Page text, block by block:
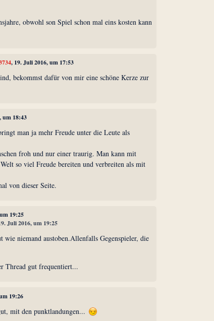
obwohl son Spiel schon mal eins kosten kann
, 19. Juli 2016, um 17:53
bekommst dafür von mir eine schöne Kerze zur
um 18:43
man ja mehr Freude unter die Leute als
froh und nur einer traurig. Man kann mit
so viel Freude bereiten und verbreiten als mit
von dieser Seite.
19:25
Juli 2016, um 19:25
wie niemand austoben.Allenfalls Gegenspieler, die
Thread gut frequentiert...
19:26
mit den punktlandungen...